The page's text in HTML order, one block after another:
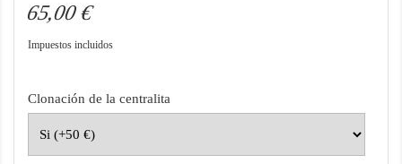
65,00 €
Impuestos incluidos
Clonación de la centralita